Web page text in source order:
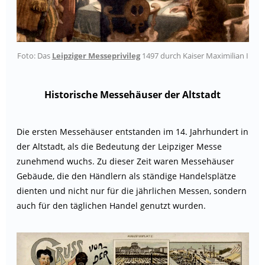
Foto: Das Leipziger Messeprivileg1497 durch Kaiser Maximilian I
Historische Messehäuser der Altstadt
Die ersten Messehäuser entstanden im 14. Jahrhundert in
der Altstadt, als die Bedeutung der Leipziger Messe
zunehmend wuchs. Zu dieser Zeit waren Messehäuser
Gebäude, die den Händlern als ständige Handelsplätze
dienten und nicht nur für die jährlichen Messen, sondern
auch für den täglichen Handel genutzt wurden.